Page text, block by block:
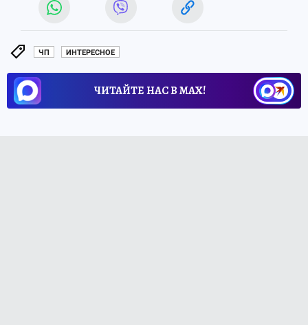
ЧП ИНТЕРЕСНОЕ
ЧИТАЙТЕ НАС В МАХ!